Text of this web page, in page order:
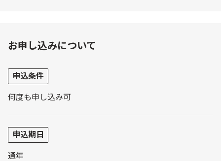
お申し込みについて
申込条件
何度も申し込み可
申込期日
通年